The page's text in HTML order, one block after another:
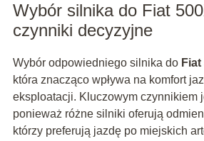
Wybór silnika do Fiat
czynniki decyzyjne
Wybór odpowiedniego silnika do Fiat
która znacząco wpływa na komfort
eksploatacji. Kluczowym czynnikiem
ponieważ różne silniki oferują
którzy preferują jazdę po miejskich